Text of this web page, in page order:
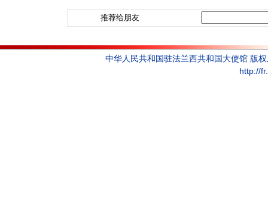
推荐给朋友
中华人民共和国驻法兰西共和国大使馆 版
http://